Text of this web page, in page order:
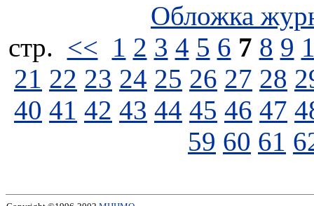
Обложка
стp. << 1 2 3 4 5 6 7 8 9
21 22 23 24 25 26 27 28
40 41 42 43 44 45 46 47
59 60 61